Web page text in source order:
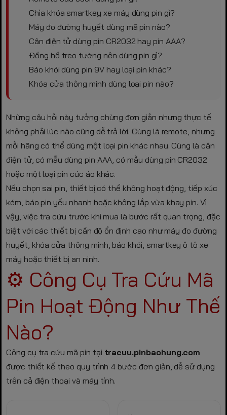
Chìa khóa smartkey xe máy dùng pin gì?
Máy đo đường huyết dùng mã pin nào?
Cân điện tử dùng pin CR2032 hay pin AAA?
Đồng hồ treo tường nên dùng pin gì?
Báo khói dùng pin 9V hay loại pin khác?
Khóa cửa thông minh dùng loại pin nào?
Những câu hỏi này tưởng chừng đơn giản nhưng thực tế
không phải lúc nào cũng dễ trả lời. Cùng là remote, nhưng
mỗi hãng có thể dùng một loại pin khác nhau. Cùng là cân
điện tử, có mẫu dùng pin AAA, có mẫu dùng pin CR2032
hoặc một loại pin cúc áo khác.
Nếu chọn sai pin, thiết bị có thể không hoạt động, tiếp xúc
kém, báo pin yếu nhanh hoặc không lắp vừa khay pin. Vì
vậy, việc tra cứu trước khi mua là bước rất quan trọng, đặc
biệt với các thiết bị cần độ ổn định cao như máy đo đường
huyết, khóa cửa thông minh, báo khói, smartkey ô tô xe
máy hoặc thiết bị an ninh.
⚙️ Công Cụ Tra Cứu Mã
Pin Hoạt Động Như Thế
Nào?
Công cụ tra cứu mã pin tại tracuu.pinbaohung.com
được thiết kế theo quy trình 4 bước đơn giản, dễ sử dụng
trên cả điện thoại và máy tính.